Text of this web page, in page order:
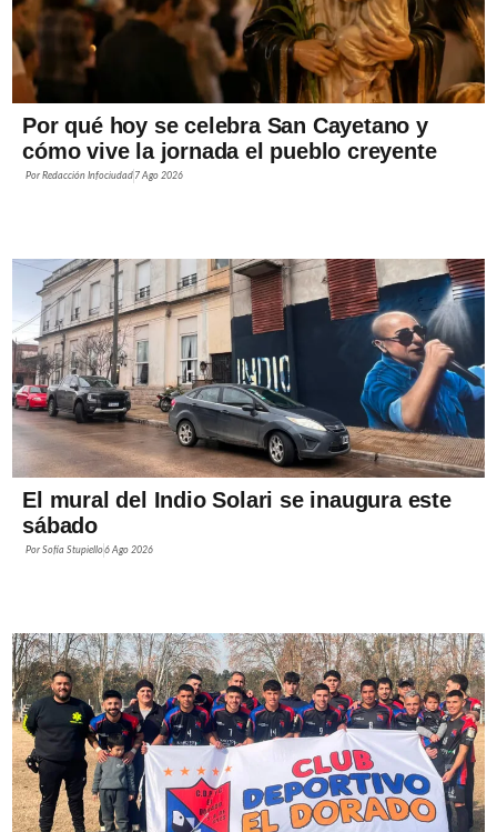
Por qué hoy se celebra San Cayetano y
cómo vive la jornada el pueblo creyente
PorRedacción Infociudad 7 Ago 2026
El mural del Indio Solari se inaugura este
sábado
PorSofía Stupiello6 Ago 2026